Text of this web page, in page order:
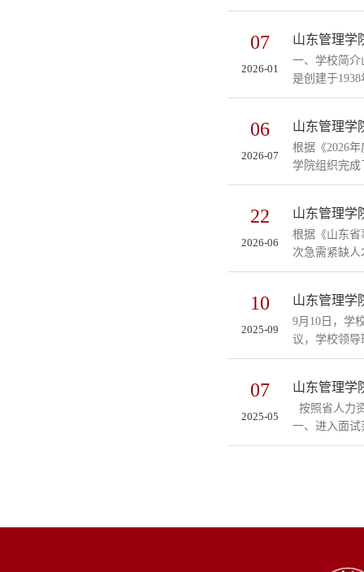
07
2026-01
山东管理学
一、学校简
是创建于
06
2026-07
山东管理学
根据《2026
学院组织完
22
2026-06
山东管理学
根据《山东省
次急需紧缺
10
2025-09
山东管理学
9月10日，学
议，学校领
07
2025-05
山东管理学
按照省人力
一、进入面试